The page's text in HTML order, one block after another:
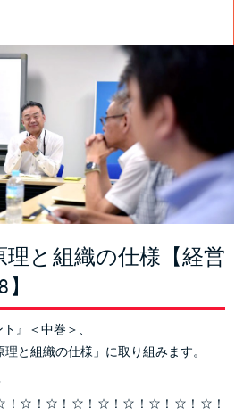
理と組織の仕様【経営
』＜中巻＞、
と組織の仕様」に取り組みます。
！☆！☆！☆！☆！☆！☆！☆！☆！